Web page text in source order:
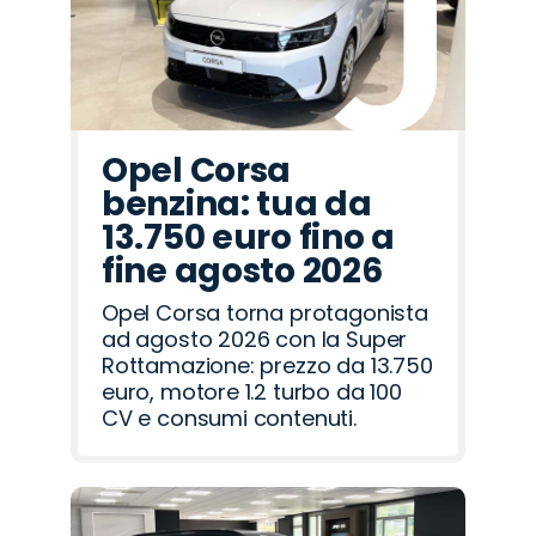
Opel Corsa
benzina: tua da
13.750 euro fino a
fine agosto 2026
Opel Corsa torna protagonista
ad agosto 2026 con la Super
Rottamazione: prezzo da 13.750
euro, motore 1.2 turbo da 100
CV e consumi contenuti.